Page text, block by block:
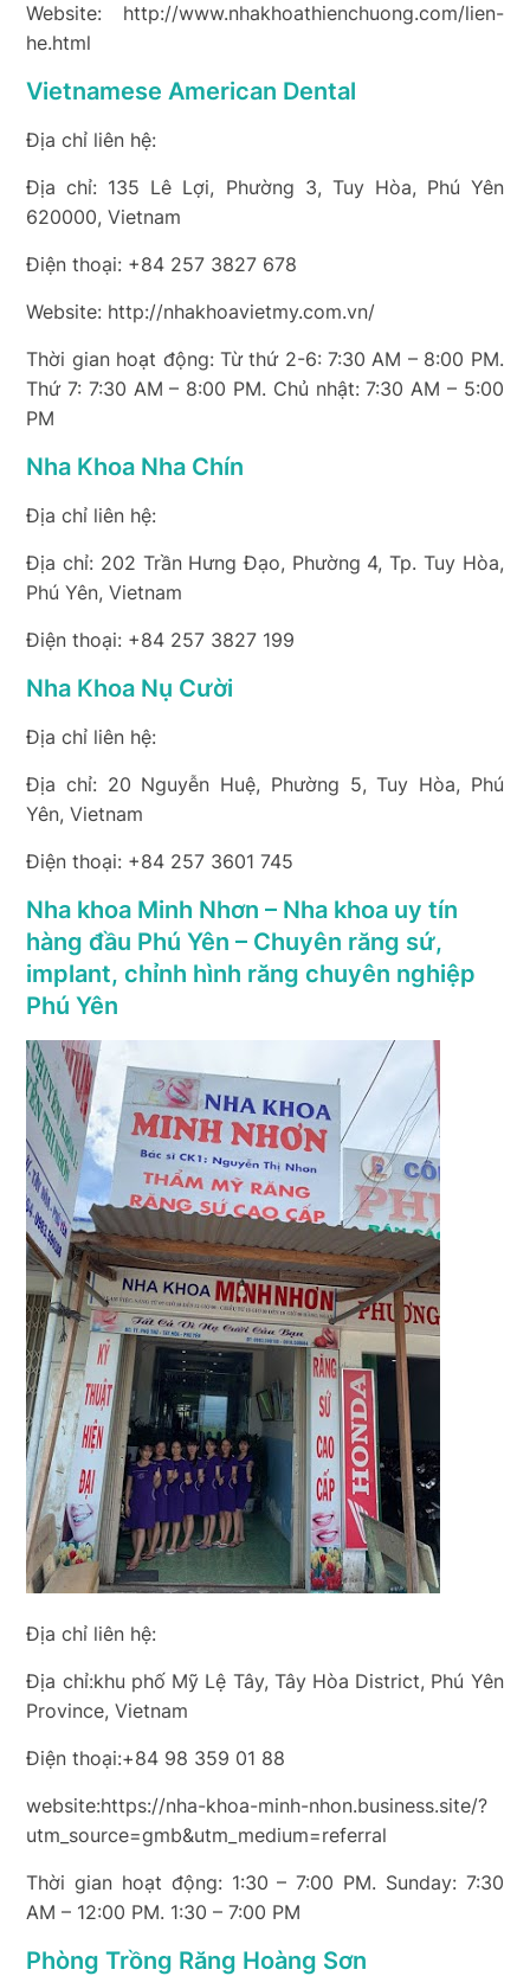
Website: http://www.nhakhoathienchuong.com/lien-
he.html
Vietnamese American Dental
Địa chỉ liên hệ:
Địa chỉ: 135 Lê Lợi, Phường 3, Tuy Hòa, Phú Yên
620000, Vietnam
Điện thoại: +84 257 3827 678
Website: http://nhakhoavietmy.com.vn/
Thời gian hoạt động: Từ thứ 2-6: 7:30 AM – 8:00 PM.
Thứ 7: 7:30 AM – 8:00 PM. Chủ nhật: 7:30 AM – 5:00
PM
Nha Khoa Nha Chín
Địa chỉ liên hệ:
Địa chỉ: 202 Trần Hưng Đạo, Phường 4, Tp. Tuy Hòa,
Phú Yên, Vietnam
Điện thoại: +84 257 3827 199
Nha Khoa Nụ Cười
Địa chỉ liên hệ:
Địa chỉ: 20 Nguyễn Huệ, Phường 5, Tuy Hòa, Phú
Yên, Vietnam
Điện thoại: +84 257 3601 745
Nha khoa Minh Nhơn – Nha khoa uy tín
hàng đầu Phú Yên – Chuyên răng sứ,
implant, chỉnh hình răng chuyên nghiệp
Phú Yên
Địa chỉ liên hệ:
Địa chỉ:khu phố Mỹ Lệ Tây, Tây Hòa District, Phú Yên
Province, Vietnam
Điện thoại:+84 98 359 01 88
website:https://nha-khoa-minh-nhon.business.site/?
utm_source=gmb&utm_medium=referral
Thời gian hoạt động: 1:30 – 7:00 PM. Sunday: 7:30
AM – 12:00 PM. 1:30 – 7:00 PM
Phòng Trồng Răng Hoàng Sơn